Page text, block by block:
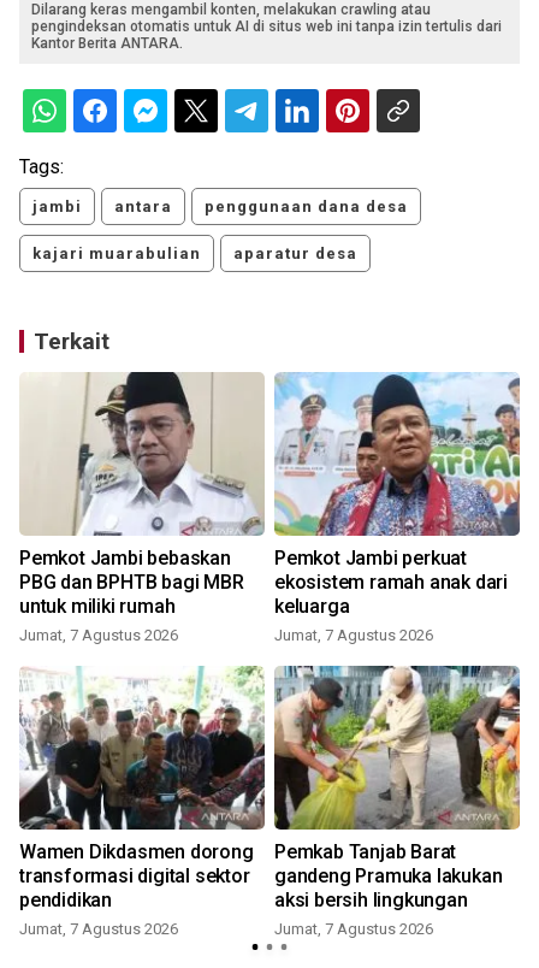
Dilarang keras mengambil konten, melakukan crawling atau
pengindeksan otomatis untuk AI di situs web ini tanpa izin tertulis dari
Kantor Berita ANTARA.
Tags:
jambi antara penggunaan dana desa
kajari muarabulian aparatur desa
Terkait
Pemkot Jambi bebaskan
PBG dan BPHTB bagi MBR
untuk miliki rumah
Jumat, 7 Agustus 2026
Pemkot Jambi perkuat
ekosistem ramah anak dari
keluarga
Jumat, 7 Agustus 2026
Wamen Dikdasmen dorong
transformasi digital sektor
pendidikan
Jumat, 7 Agustus 2026
Pemkab Tanjab Barat
gandeng Pramuka lakukan
aksi bersih lingkungan
Jumat, 7 Agustus 2026